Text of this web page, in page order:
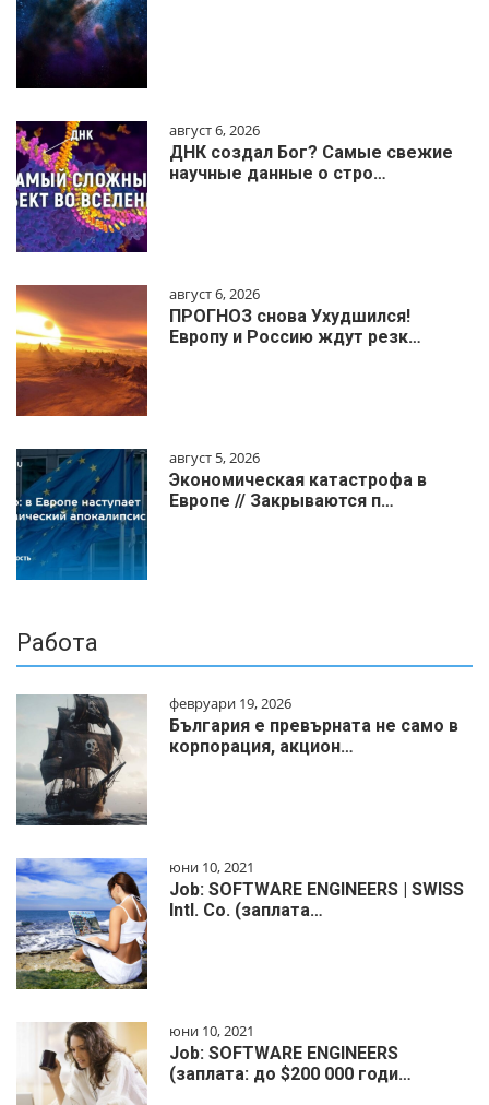
август 6, 2026
ДНК создал Бог? Самые свежие
научные данные о стро…
август 6, 2026
ПРОГНОЗ снова Ухудшился!
Европу и Россию ждут резк…
август 5, 2026
Экономическая катастрофа в
Европе // Закрываются п…
Работа
февруари 19, 2026
България е превърната не само в
корпорация, акцион…
юни 10, 2021
Job: SOFTWARE ENGINEERS | SWISS
Intl. Co. (заплата…
юни 10, 2021
Job: SOFTWARE ENGINEERS
(заплата: до $200 000 годи…